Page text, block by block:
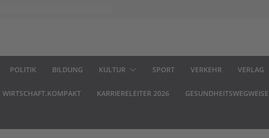
POLITIK BILDUNG KULTUR SPORT VERKEHR VERLAG
WIRTSCHAFT.KOMPAKT KARRIERELEITER 2026